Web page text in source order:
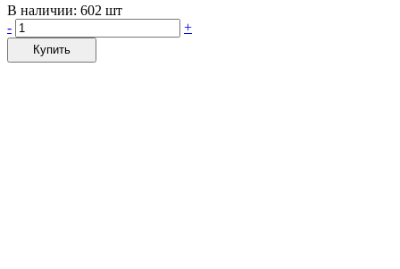
В наличии: 602 шт
-
+
Купить